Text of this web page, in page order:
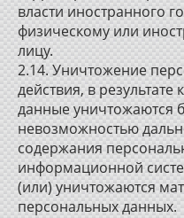
власти иностранного
физическому или
лицу.
2.14. Уничтожение
действия, в
данные уничтожаются
невозможностью
содержания
информационной
(или) уничтожаются
персональных данных.